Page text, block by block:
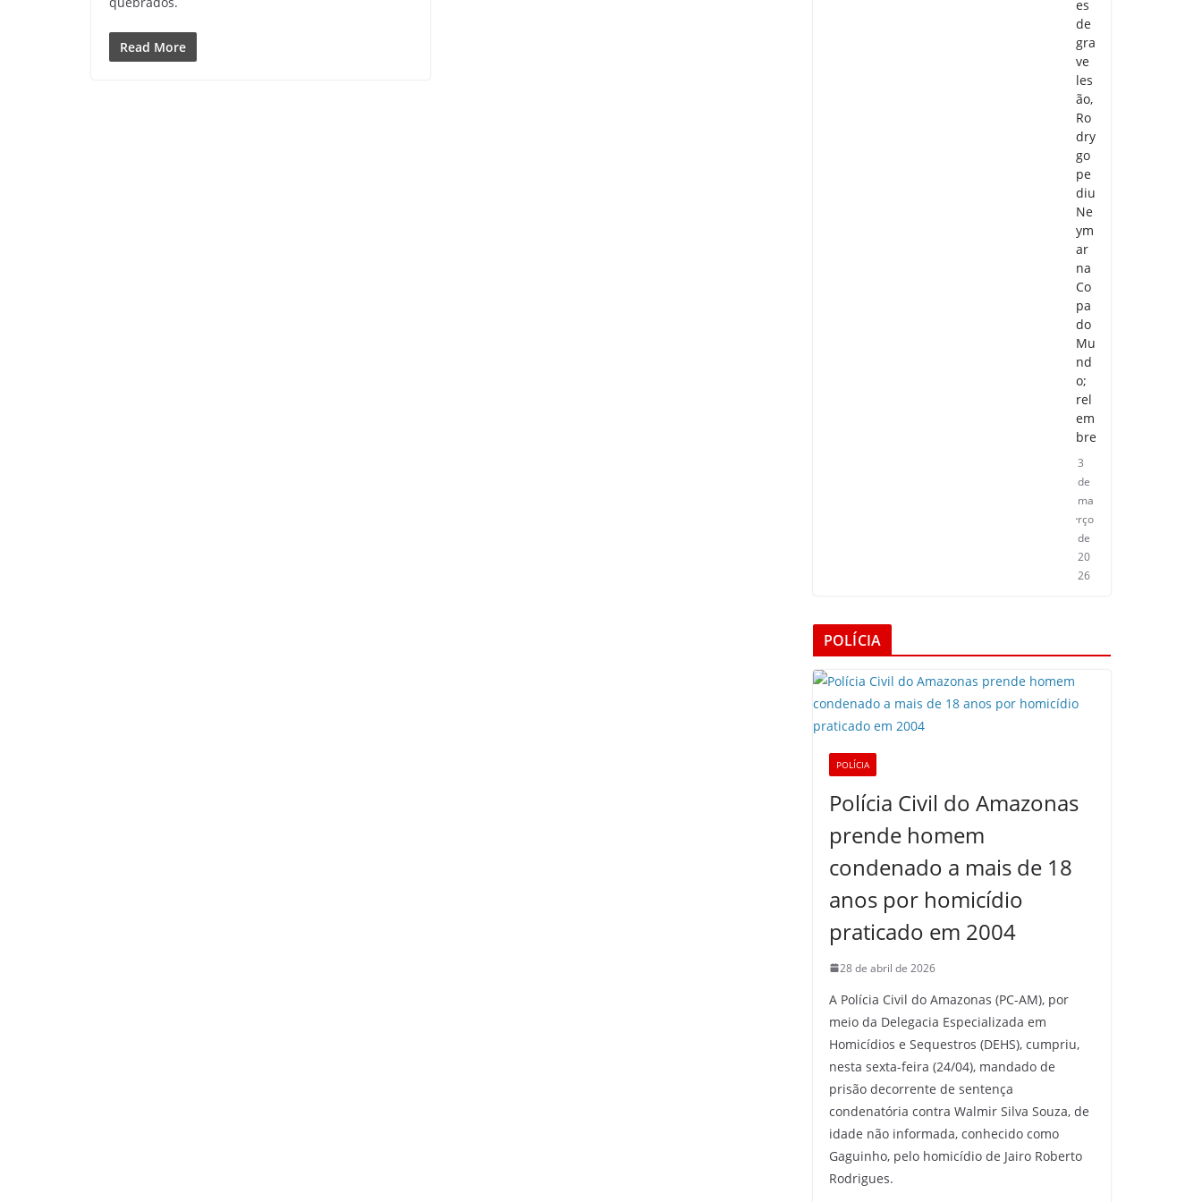
Read More
es
de
gra
ve
les
ão,
Ro
dry
go
pe
diu
Ne
ym
ar
na
Co
pa
do
Mu
nd
o;
rel
em
bre
3
de
ma
rço
de
20
26
POLÍCIA
POLÍCIA
Polícia Civil do Amazonas
prende homem
condenado a mais de 18
anos por homicídio
praticado em 2004
28 de abril de 2026
A Polícia Civil do Amazonas (PC-AM), por
meio da Delegacia Especializada em
Homicídios e Sequestros (DEHS), cumpriu,
nesta sexta-feira (24/04), mandado de
prisão decorrente de sentença
condenatória contra Walmir Silva Souza, de
idade não informada, conhecido como
Gaguinho, pelo homicídio de Jairo Roberto
Rodrigues.